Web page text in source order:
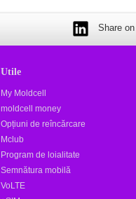
Share
Utile
My Moldcell
moldcell money
Opțiuni de reîncărcare
Mclub
Program de loialitate
Semnătura mobilă
VoLTE